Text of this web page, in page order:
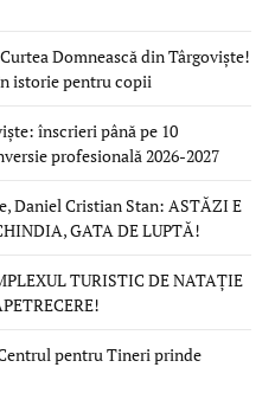
Domnească din Târgoviște!
istorie pentru copii
înscrieri până pe 10
profesională 2026-2027
Daniel Cristian Stan: ASTĂZI E
GATA DE LUPTĂ!
TURISTIC DE NATAȚIE
pentru Tineri prinde